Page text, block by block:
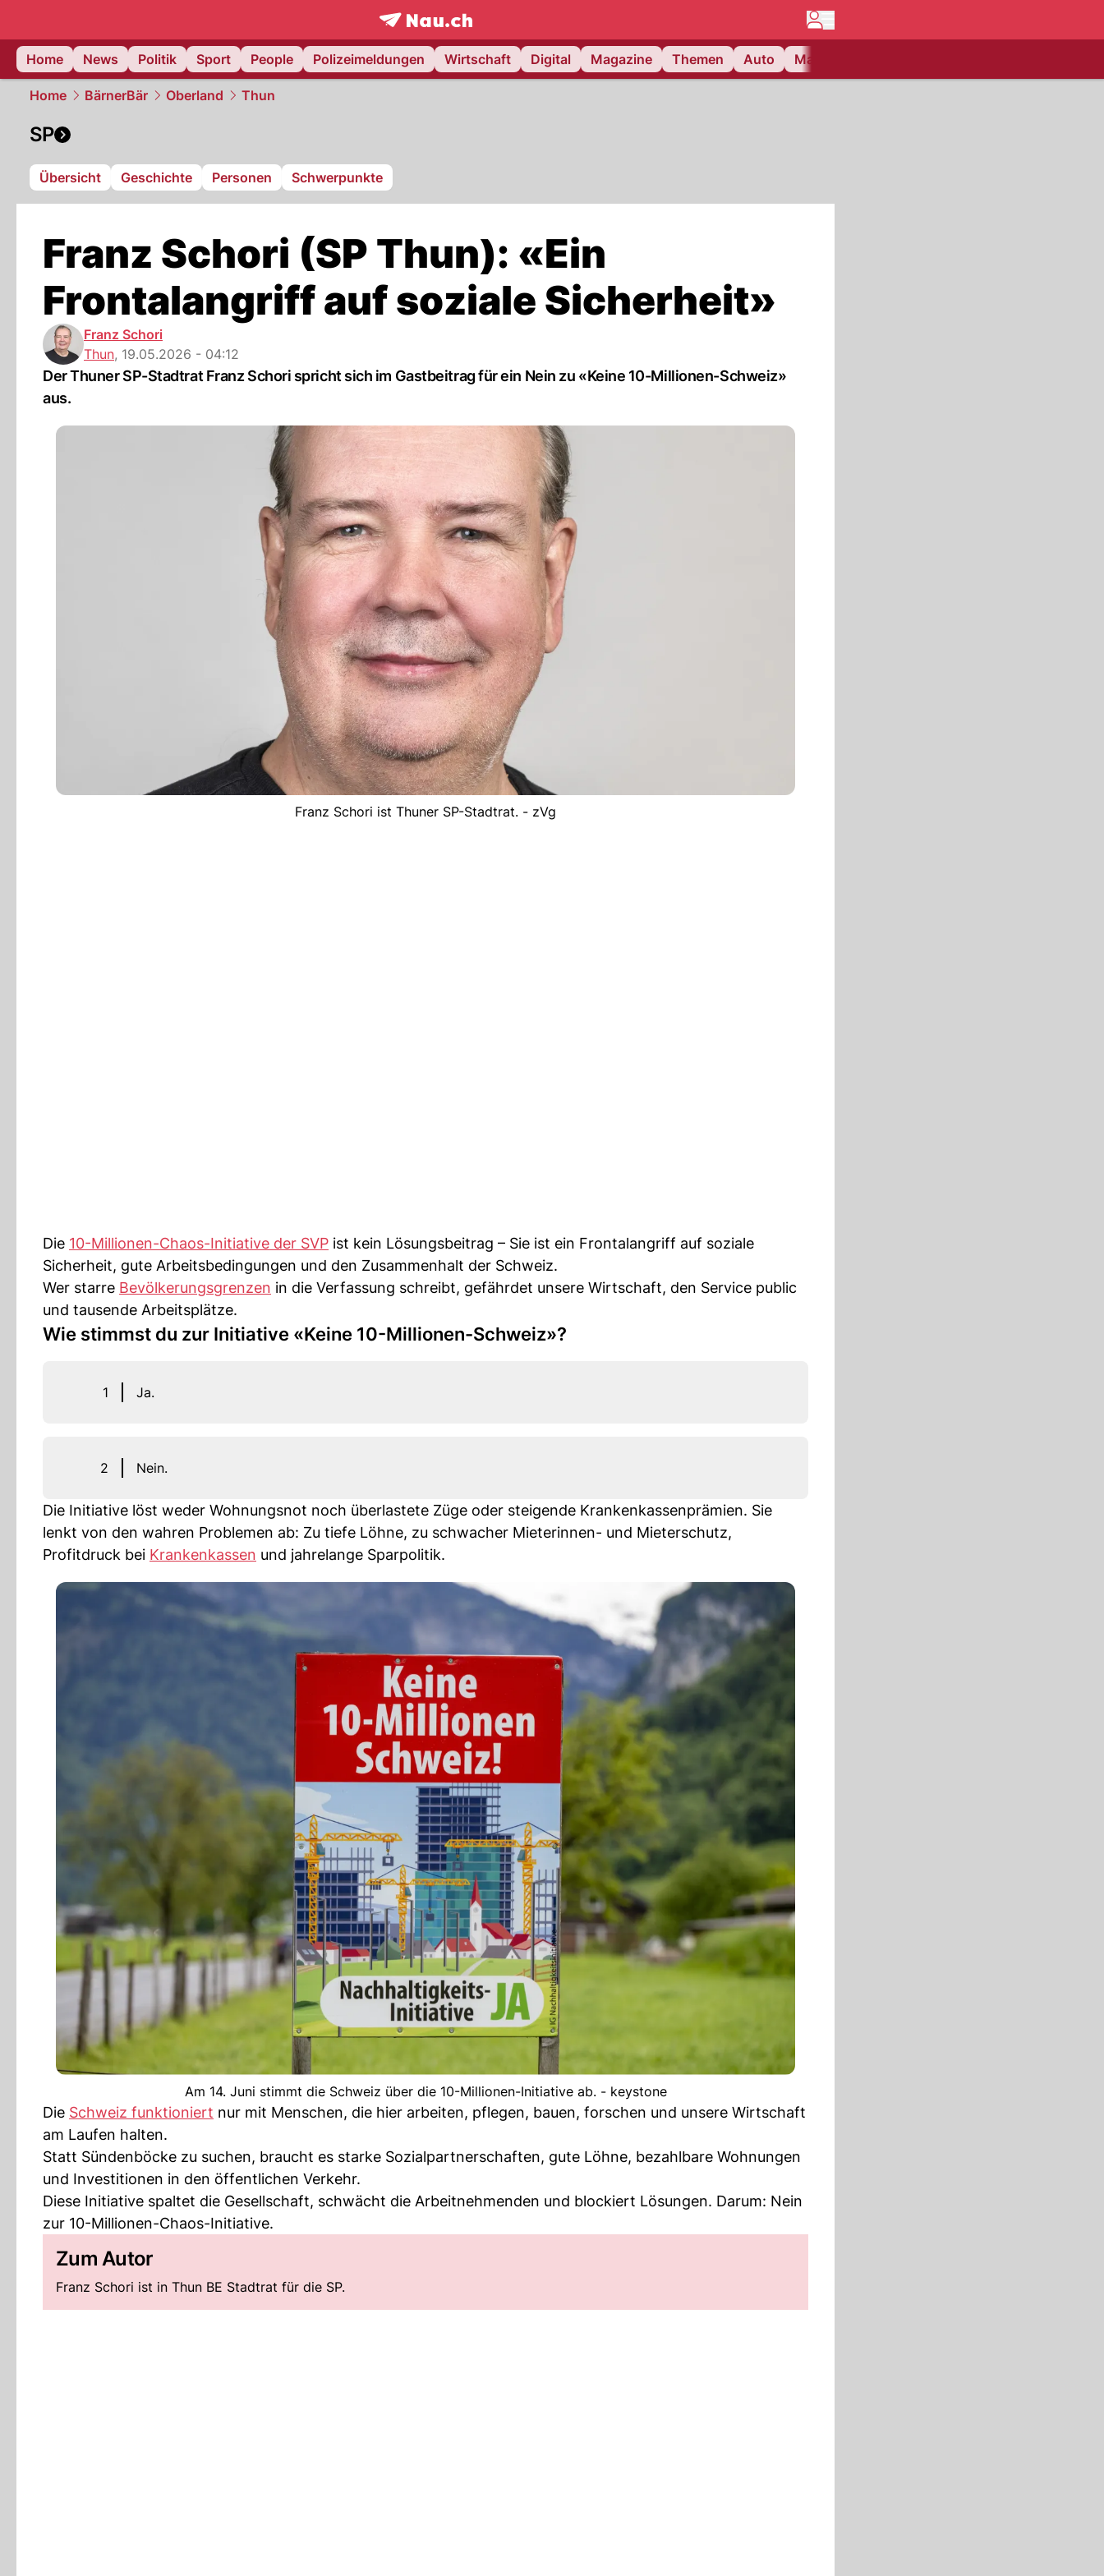
frontpage.NAU.ch
Home
News Politik Sport People Polizeimeldungen Wirtschaft Digital Magazine Themen Auto Matchcenter
Home BärnerBär Oberland Thun
SP
Übersicht Geschichte Personen Schwerpunkte
Franz Schori (SP Thun): «Ein
Frontalangriff auf soziale Sicherheit»
Franz Schori
Thun, 19.05.2026 - 04:12
Der Thuner SP-Stadtrat Franz Schori spricht sich im Gastbeitrag für ein Nein zu «Keine 10-Millionen-Schweiz»
aus.
Franz Schori ist Thuner SP-Stadtrat. - zVg
Die 10-Millionen-Chaos-Initiative der SVP ist kein Lösungsbeitrag – Sie ist ein Frontalangriff auf soziale
Sicherheit, gute Arbeitsbedingungen und den Zusammenhalt der Schweiz.
Wer starre Bevölkerungsgrenzen in die Verfassung schreibt, gefährdet unsere Wirtschaft, den Service public
und tausende Arbeitsplätze.
Wie stimmst du zur Initiative «Keine 10-Millionen-Schweiz»?
1 Ja.
2 Nein.
Die Initiative löst weder Wohnungsnot noch überlastete Züge oder steigende Krankenkassenprämien. Sie
lenkt von den wahren Problemen ab: Zu tiefe Löhne, zu schwacher Mieterinnen- und Mieterschutz,
Profitdruck bei Krankenkassen und jahrelange Sparpolitik.
Am 14. Juni stimmt die Schweiz über die 10-Millionen-Initiative ab. - keystone
Die Schweiz funktioniert nur mit Menschen, die hier arbeiten, pflegen, bauen, forschen und unsere Wirtschaft
am Laufen halten.
Statt Sündenböcke zu suchen, braucht es starke Sozialpartnerschaften, gute Löhne, bezahlbare Wohnungen
und Investitionen in den öffentlichen Verkehr.
Diese Initiative spaltet die Gesellschaft, schwächt die Arbeitnehmenden und blockiert Lösungen. Darum: Nein
zur 10-Millionen-Chaos-Initiative.
Zum Autor
Franz Schori ist in Thun BE Stadtrat für die SP.